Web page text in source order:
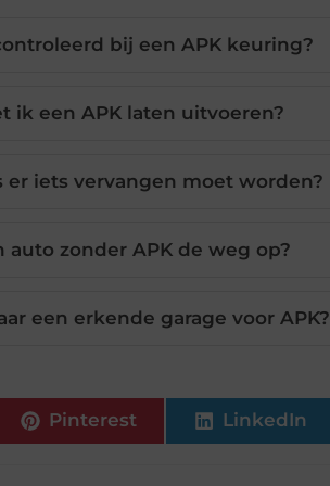
bij een APK keuring?
ik een APK laten uitvoeren?
er iets vervangen moet worden?
auto zonder APK de weg op?
een erkende garage voor APK?
Pinterest LinkedIn